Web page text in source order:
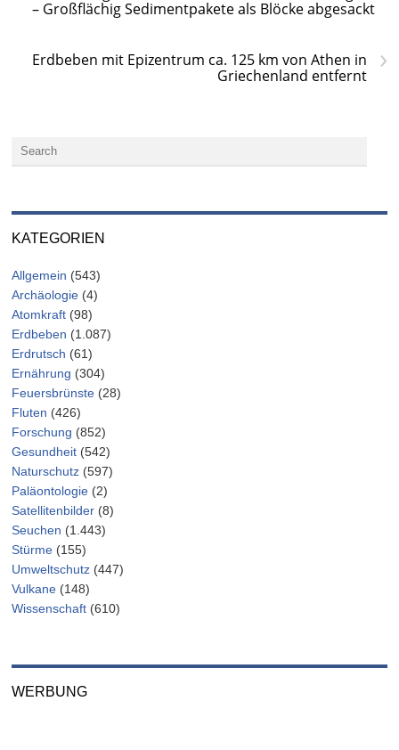
– Großflächig Sedimentpakete als Blöcke abgesackt
›
Erdbeben mit Epizentrum ca. 125 km von Athen in
Griechenland entfernt
KATEGORIEN
Allgemein (543)
Archäologie (4)
Atomkraft (98)
Erdbeben (1.087)
Erdrutsch (61)
Ernährung (304)
Feuersbrünste (28)
Fluten (426)
Forschung (852)
Gesundheit (542)
Naturschutz (597)
Paläontologie (2)
Satellitenbilder (8)
Seuchen (1.443)
Stürme (155)
Umweltschutz (447)
Vulkane (148)
Wissenschaft (610)
WERBUNG